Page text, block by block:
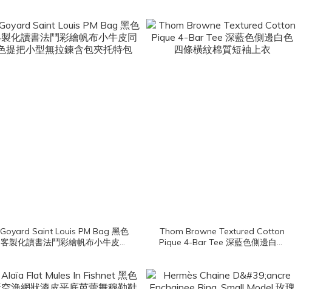
Goyard Saint Louis PM Bag 黑色
客製化讀書法鬥彩繪帆布小牛皮同
Thom Browne Textured Cotton
Pique 4-Bar Tee 深藍色側邊白色